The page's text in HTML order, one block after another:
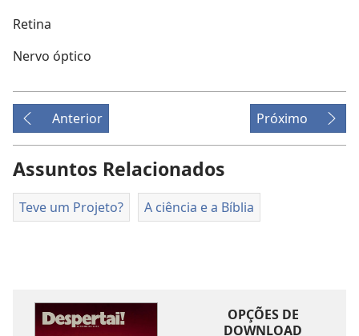
Retina
Nervo óptico
Anterior Próximo
Assuntos Relacionados
Teve um Projeto? A ciência e a Bíblia
OPÇÕES DE
DOWNLOAD